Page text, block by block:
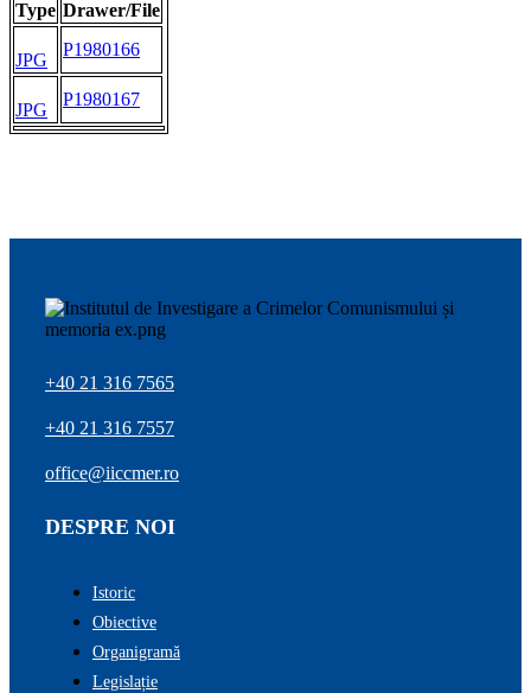
Type Drawer/File
JPG
P1980166
JPG
P1980167
+40 21 316 7565
+40 21 316 7557
office@iiccmer.ro
DESPRE NOI
Istoric
Obiective
Organigramă
Legislație